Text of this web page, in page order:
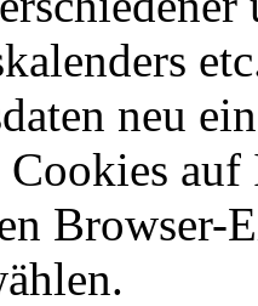
neu
Browser-